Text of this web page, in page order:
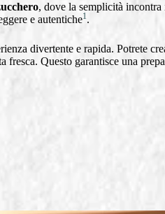
, dove la semplicità
e autentiche1.
divertente e rapida. Potrete
fresca. Questo garantisce una